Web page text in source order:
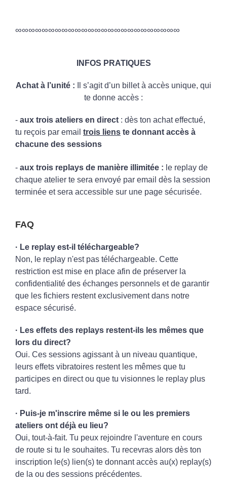
∞∞∞∞∞∞∞∞∞∞∞∞∞∞∞∞∞∞∞∞∞∞∞∞∞
INFOS PRATIQUES
Achat à l’unité : Il s’agit d’un billet à accès unique, qui
te donne accès :
- aux trois ateliers en direct : dès ton achat effectué,
tu reçois par email trois liens te donnant accès à
chacune des sessions
- aux trois replays de manière illimitée : le replay de
chaque atelier te sera envoyé par email dès la session
terminée et sera accessible sur une page sécurisée.
FAQ
· Le replay est-il téléchargeable?
Non, le replay n'est pas téléchargeable. Cette
restriction est mise en place afin de préserver la
confidentialité des échanges personnels et de garantir
que les fichiers restent exclusivement dans notre
espace sécurisé.
· Les effets des replays restent-ils les mêmes que
lors du direct?
Oui. Ces sessions agissant à un niveau quantique,
leurs effets vibratoires restent les mêmes que tu
participes en direct ou que tu visionnes le replay plus
tard.
· Puis-je m'inscrire même si le ou les premiers
ateliers ont déjà eu lieu?
Oui, tout-à-fait. Tu peux rejoindre l'aventure en cours
de route si tu le souhaites. Tu recevras alors dès ton
inscription le(s) lien(s) te donnant accès au(x) replay(s)
de la ou des sessions précédentes.